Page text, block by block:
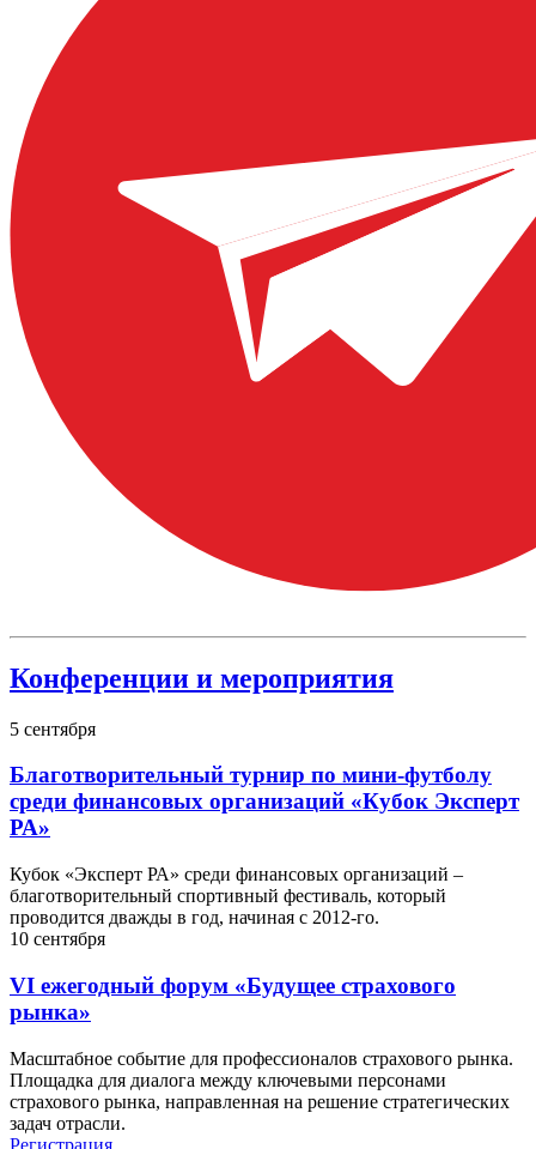
Конференции и мероприятия
5 сентября
Благотворительный турнир по мини-футболу
среди финансовых организаций «Кубок Эксперт
РА»
Кубок «Эксперт РА» среди финансовых организаций –
благотворительный спортивный фестиваль, который
проводится дважды в год, начиная с 2012-го.
10 сентября
VI ежегодный форум «Будущее страхового
рынка»
Масштабное событие для профессионалов страхового рынка.
Площадка для диалога между ключевыми персонами
страхового рынка, направленная на решение стратегических
задач отрасли.
Регистрация